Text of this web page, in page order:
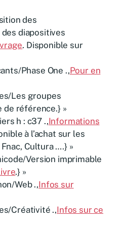
des
diapositives
. Disponible sur
Phase One .,Pour en
Les groupes
de référence.} »
h : c37 .,Informations
à l’achat sur les
Cultura ….} »
Version imprimable
.} »
Web .,Infos sur
Créativité .,Infos sur ce